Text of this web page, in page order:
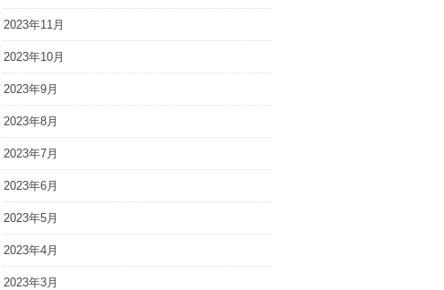
2023年11月
2023年10月
2023年9月
2023年8月
2023年7月
2023年6月
2023年5月
2023年4月
2023年3月